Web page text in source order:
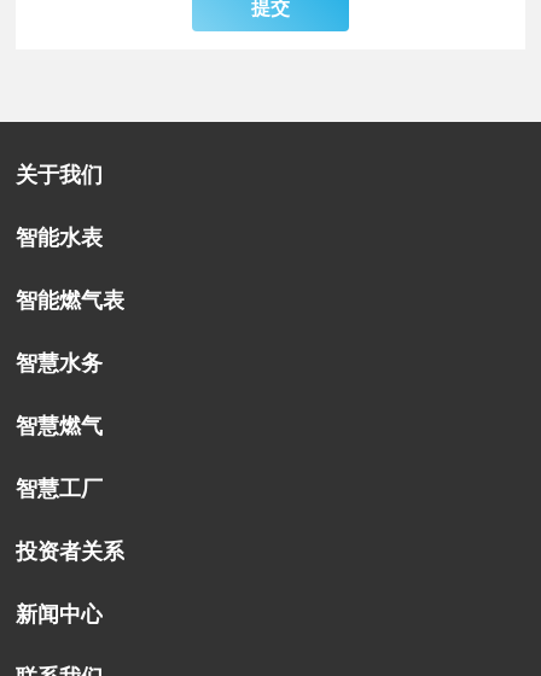
提交
关于我们
智能水表
智能燃气表
智慧水务
智慧燃气
智慧工厂
投资者关系
新闻中心